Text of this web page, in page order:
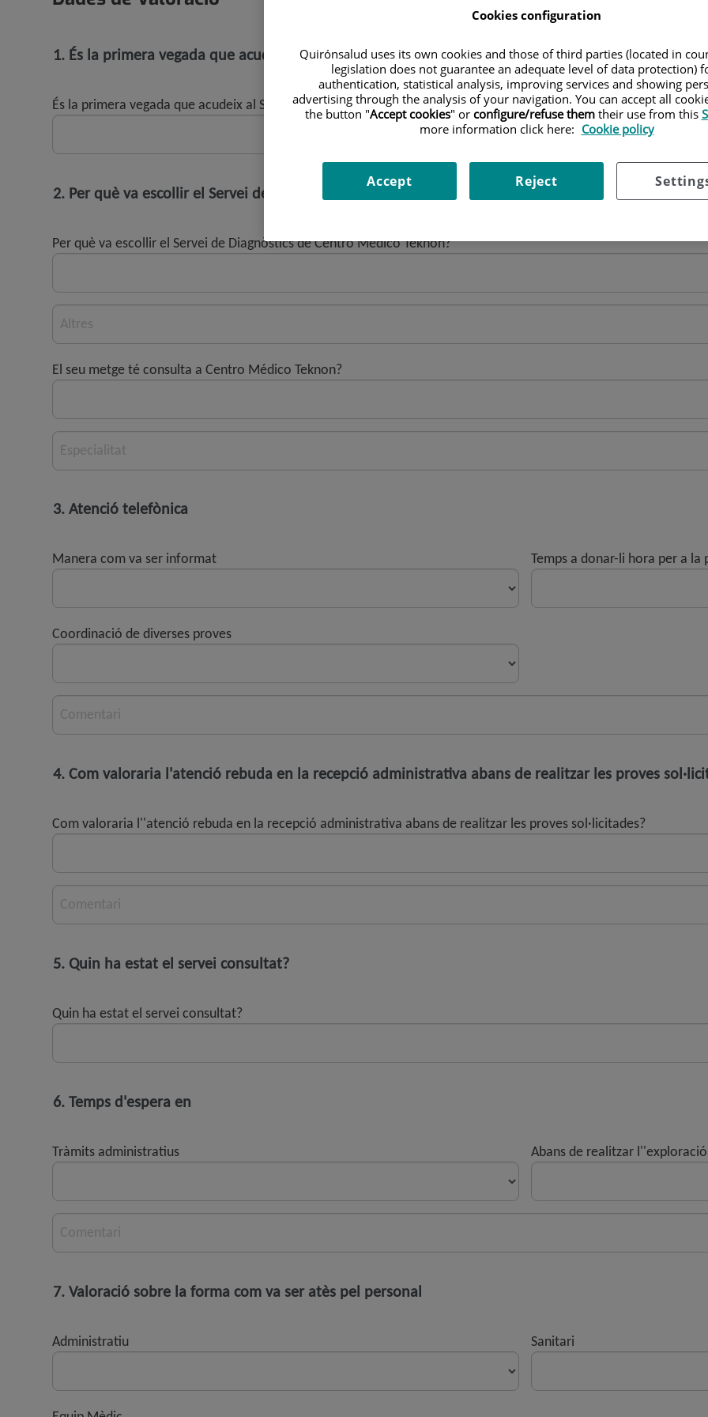
1. És la primera vegada que acudeix al Servei de Diagnòstics de Centro Médico Teknon?
És la primera vegada que acudeix al Servei de Diagnòstics de Centro Médico Teknon?
2. Per què va escollir el Servei de Diagnòstics de Centro Médico Teknon?
Per què va escollir el Servei de Diagnòstics de Centro Médico Teknon?
Altres
El seu metge té consulta a Centro Médico Teknon?
Especialitat
3. Atenció telefònica
Manera com va ser informat Temps a donar-li hora per a la
Coordinació de diverses proves
Comentari
4. Com valoraria l'atenció rebuda en la recepció administrativa abans de realitzar les proves
Com valoraria l''atenció rebuda en la recepció administrativa abans de realitzar les proves sol·licitades?
Comentari
5. Quin ha estat el servei consultat?
Quin ha estat el servei consultat?
6. Temps d'espera en
Tràmits administratius Abans de realitzar l''exploració
Comentari
7. Valoració sobre la forma com va ser atès pel personal
Administratiu Sanitari
Cookies configuration
Quirónsalud uses its own cookies and those of third parties (located in
legislation does not guarantee an adequate level of data protection)
authentication, statistical analysis, improving services and showing
advertising through the analysis of your navigation. You can accept all
the button "Accept cookies" or configure/refuse themtheir use from this
more information click here: Cookie policy
Reject
Accept